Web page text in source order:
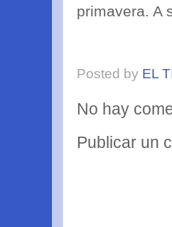
primavera. A
Posted by EL
No hay
Publicar un